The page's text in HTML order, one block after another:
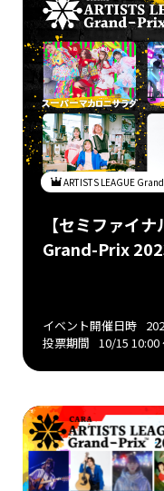
ARTISTS LEAGUE
【セミファイ
Grand-Prix
イベント開催日時
投票期間
10/15 10:00